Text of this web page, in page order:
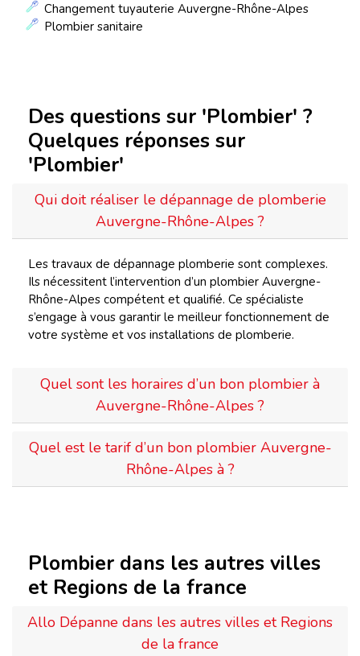
Changement tuyauterie Auvergne-Rhône-Alpes
Plombier sanitaire
Des questions sur 'Plombier' ?
Quelques réponses sur
'Plombier'
Qui doit réaliser le dépannage de plomberie
Auvergne-Rhône-Alpes ?
Les travaux de dépannage plomberie sont complexes.
Ils nécessitent l’intervention d’un plombier Auvergne-
Rhône-Alpes compétent et qualifié. Ce spécialiste
s’engage à vous garantir le meilleur fonctionnement de
votre système et vos installations de plomberie.
Quel sont les horaires d’un bon plombier à
Auvergne-Rhône-Alpes ?
Quel est le tarif d’un bon plombier Auvergne-
Rhône-Alpes à ?
Plombier dans les autres villes
et Regions de la france
Allo Dépanne dans les autres villes et Regions
de la france